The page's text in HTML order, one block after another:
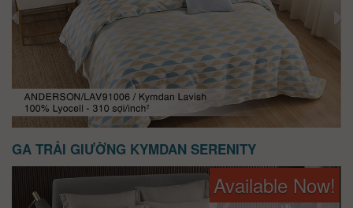
GA TRẢI GIƯỜNG KYMDAN SERENITY
Available Now!